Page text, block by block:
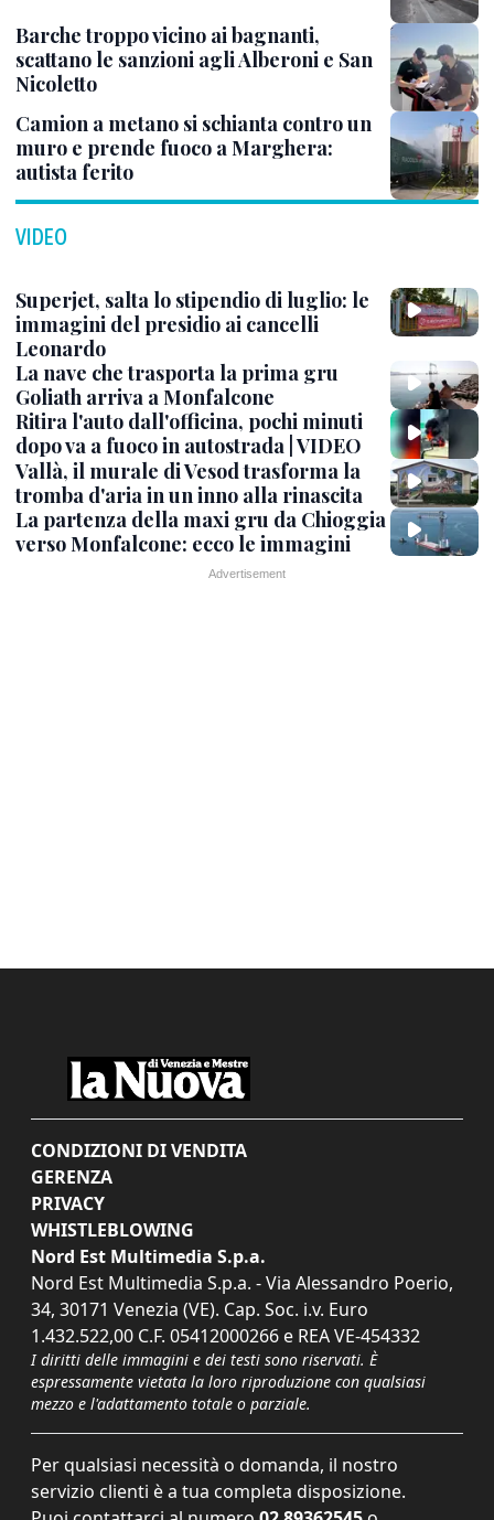
Barche troppo vicino ai bagnanti,
scattano le sanzioni agli Alberoni e San
Nicoletto
Camion a metano si schianta contro un
muro e prende fuoco a Marghera:
autista ferito
VIDEO
Superjet, salta lo stipendio di luglio: le
immagini del presidio ai cancelli
Leonardo
La nave che trasporta la prima gru
Goliath arriva a Monfalcone
Ritira l'auto dall'officina, pochi minuti
dopo va a fuoco in autostrada | VIDEO
Vallà, il murale di Vesod trasforma la
tromba d'aria in un inno alla rinascita
La partenza della maxi gru da Chioggia
verso Monfalcone: ecco le immagini
CONDIZIONI DI VENDITA
GERENZA
PRIVACY
WHISTLEBLOWING
Nord Est Multimedia S.p.a.
Nord Est Multimedia S.p.a. - Via Alessandro Poerio,
34, 30171 Venezia (VE). Cap. Soc. i.v. Euro
1.432.522,00 C.F. 05412000266 e REA VE-454332
I diritti delle immagini e dei testi sono riservati. È
espressamente vietata la loro riproduzione con qualsiasi
mezzo e l'adattamento totale o parziale.
Per qualsiasi necessità o domanda, il nostro
servizio clienti è a tua completa disposizione.